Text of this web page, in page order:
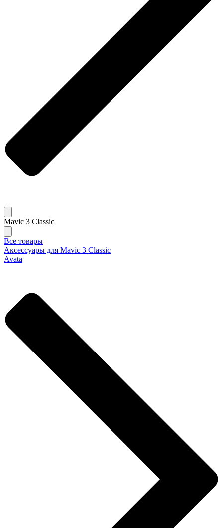
Mavic 3 Classic
Все товары
Аксессуары для Mavic 3 Classic
Avata